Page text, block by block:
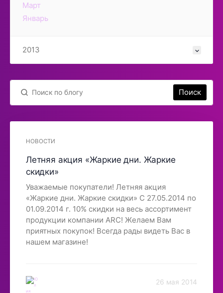
Март
Январь
2013
Поиск
НОВОСТИ
Летняя акция «Жаркие дни. Жаркие
скидки»
Уважаемые покупатели! Летняя акция
«Жаркие дни. Жаркие скидки» С 27.05.2014 по
01.09.2014 г. 10% скидки на весь ассортимент
продукции компании ARC! Желаем Вам
приятных покупок! Всегда рады видеть Вас в
нашем магазине!
26 мая 2014